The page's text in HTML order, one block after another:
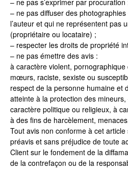
– ne pas s’exprimer par procuration
– ne pas diffuser des
l’auteur et qui ne représentent pas
(propriétaire ou locataire) ;
– respecter les droits de propriété
– ne pas émettre des avis :
à caractère violent,
mœurs, raciste, sexiste ou
respect de la personne humaine et
atteinte à la protection des
caractère politique ou religieux, à
à des fins de harcèlement,
Tout avis non conforme à cet
préavis et sans préjudice de toute
Client sur le fondement de la
de la contrefaçon ou de la